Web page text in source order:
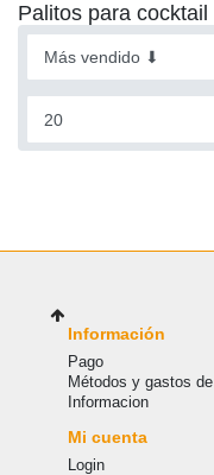
Palitos para cocktail
Información
Pago
Métodos y gastos
Informacion
Mi cuenta
Login